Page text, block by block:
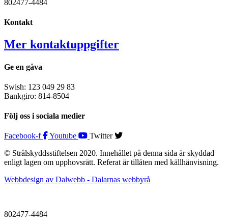
802477-4484
Kontakt
Mer kontaktuppgifter
Ge en gåva
Swish: 123 049 29 83
Bankgiro: 814-8504
Följ oss i sociala medier
Facebook-f Youtube
Twitter
© Strålskyddsstiftelsen 2020. Innehållet på denna sida är skyddad
enligt lagen om upphovsrätt. Referat är tillåten med källhänvisning.
Webbdesign av Dalwebb - Dalarnas webbyrå
802477-4484